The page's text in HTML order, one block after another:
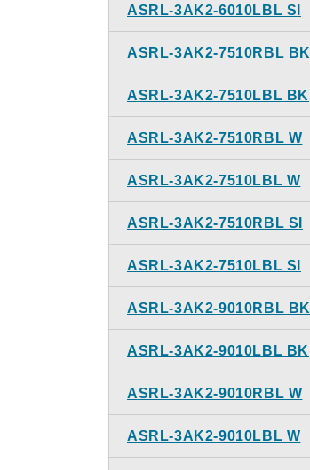
ASRL-3AK2-6010LBL SI
ASRL-3AK2-7510RBL BK
ASRL-3AK2-7510LBL BK
ASRL-3AK2-7510RBL W
ASRL-3AK2-7510LBL W
ASRL-3AK2-7510RBL SI
ASRL-3AK2-7510LBL SI
ASRL-3AK2-9010RBL BK
ASRL-3AK2-9010LBL BK
ASRL-3AK2-9010RBL W
ASRL-3AK2-9010LBL W